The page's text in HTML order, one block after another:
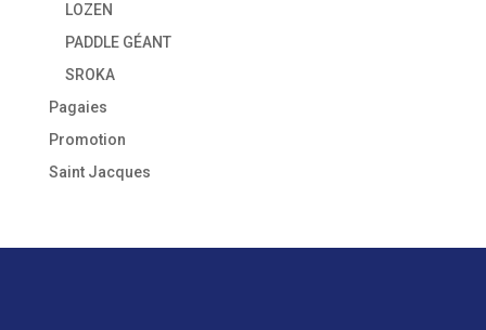
LOZEN
PADDLE GÉANT
SROKA
Pagaies
Promotion
Saint Jacques